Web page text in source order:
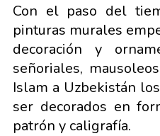
Con el paso del
pinturas murales
decoración y
señoriales,
Islam a Uzbekistán
ser decorados en
patrón y caligrafía.